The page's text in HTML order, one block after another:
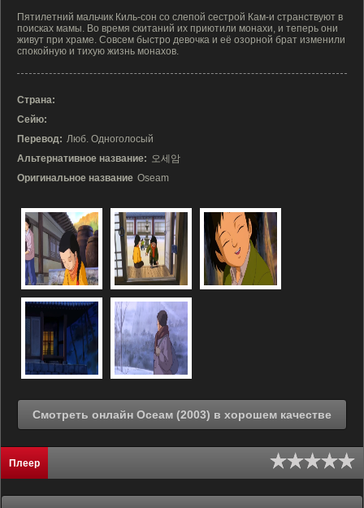
Пятилетний мальчик Киль-сон со слепой сестрой Кам-и странствуют в
поисках мамы. Во время скитаний их приютили монахи, и теперь они
живут при храме. Совсем быстро девочка и её озорной брат изменили
спокойную и тихую жизнь монахов.
Страна:
Сейю:
Перевод: Люб. Одноголосый
Альтернативное название: 오세암
Оригинальное название Oseam
Смотреть онлайн Осеам (2003) в хорошем качестве
Плеер